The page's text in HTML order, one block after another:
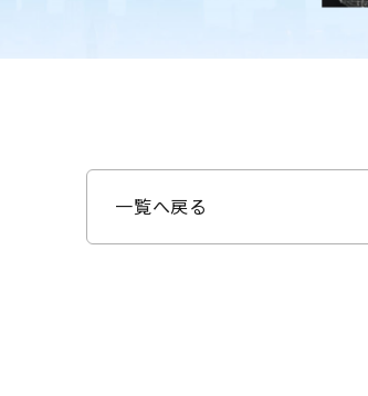
一覧へ戻る